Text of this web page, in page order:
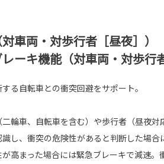
車両・対歩行者［昼夜］）
ーキ機能（対車両・対歩行
る自転車との衝突回避をサポート。
輪車、自転車を含む）や歩行者（昼夜対
し、衝突の危険性があると判断した場合
高まった場合には緊急ブレーキで減速。